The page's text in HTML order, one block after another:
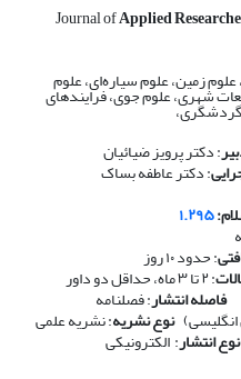
Applied
علوم زمین، علوم سیاره‌ای، علوم
شهری، علوم جوی، فرایندهای
: دکتر پرویز ضیائیان
: دکتر عاطفه بساک
۱.۲۹۵
: حدود ۱۰ روز
: ۲ تا ۳ ماه، حداقل دو داور
​​​​​​​فاصله انتشار: فصلنامه
​​​​​​​نوع نشریه: نشریه علمی
​​​​​​​نوع انتشار: الکترونیکی